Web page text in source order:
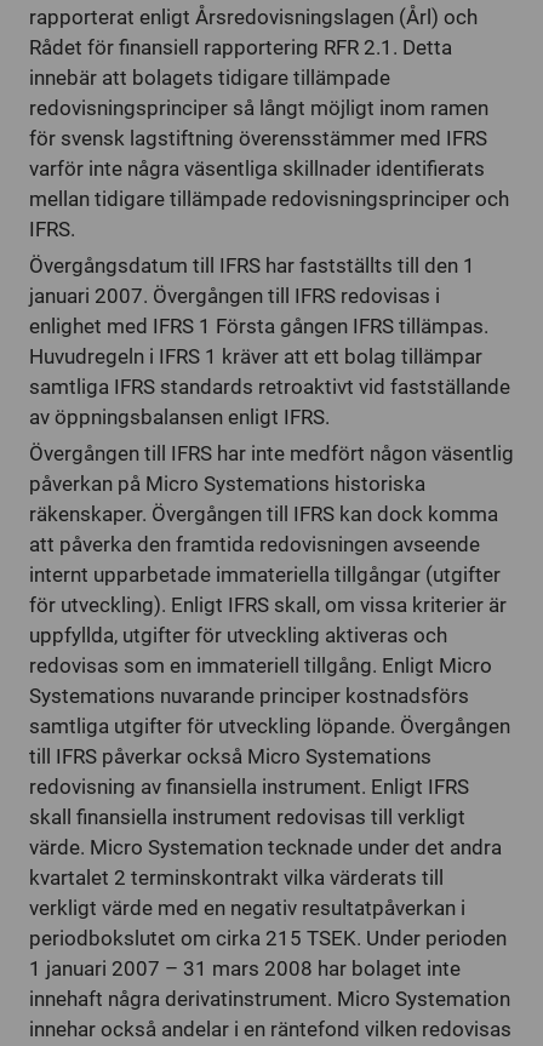
rapporterat enligt Årsredovisningslagen (Årl) och
Rådet för finansiell rapportering RFR 2.1. Detta
innebär att bolagets tidigare tillämpade
redovisningsprinciper så långt möjligt inom ramen
för svensk lagstiftning överensstämmer med IFRS
varför inte några väsentliga skillnader identifierats
mellan tidigare tillämpade redovisningsprinciper och
IFRS.
Övergångsdatum till IFRS har fastställts till den 1
januari 2007. Övergången till IFRS redovisas i
enlighet med IFRS 1 Första gången IFRS tillämpas.
Huvudregeln i IFRS 1 kräver att ett bolag tillämpar
samtliga IFRS standards retroaktivt vid fastställande
av öppningsbalansen enligt IFRS.
Övergången till IFRS har inte medfört någon väsentlig
påverkan på Micro Systemations historiska
räkenskaper. Övergången till IFRS kan dock komma
att påverka den framtida redovisningen avseende
internt upparbetade immateriella tillgångar (utgifter
för utveckling). Enligt IFRS skall, om vissa kriterier är
uppfyllda, utgifter för utveckling aktiveras och
redovisas som en immateriell tillgång. Enligt Micro
Systemations nuvarande principer kostnadsförs
samtliga utgifter för utveckling löpande. Övergången
till IFRS påverkar också Micro Systemations
redovisning av finansiella instrument. Enligt IFRS
skall finansiella instrument redovisas till verkligt
värde. Micro Systemation tecknade under det andra
kvartalet 2 terminskontrakt vilka värderats till
verkligt värde med en negativ resultatpåverkan i
periodbokslutet om cirka 215 TSEK. Under perioden
1 januari 2007 – 31 mars 2008 har bolaget inte
innehaft några derivatinstrument. Micro Systemation
innehar också andelar i en räntefond vilken redovisas